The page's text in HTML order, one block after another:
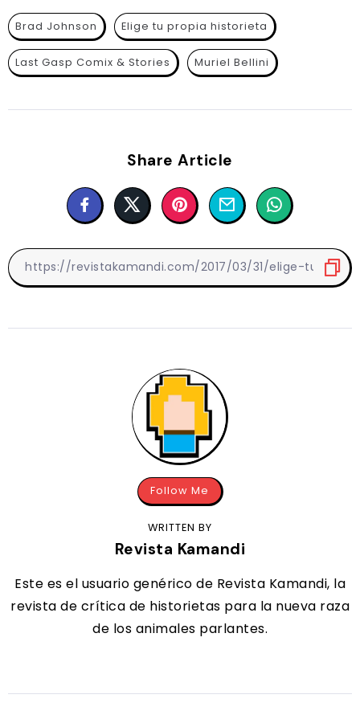
Brad Johnson Elige tu propia historieta
Last Gasp Comix & Stories Muriel Bellini
Share Article
Follow Me
WRITTEN BY
Revista Kamandi
Este es el usuario genérico de Revista Kamandi, la
revista de crítica de historietas para la nueva raza
de los animales parlantes.